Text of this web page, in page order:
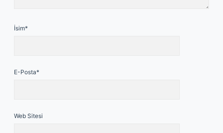
İsim*
E-Posta*
Web Sitesi